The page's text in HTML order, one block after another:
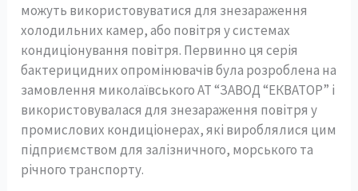
можуть використовуватися для знезараження
холодильних камер, або повітря у системах
кондиціонування повітря. Первинно ця серія
бактерицидних опромінювачів була розроблена на
замовлення миколаївського АТ “ЗАВОД “ЕКВАТОР” і
використовувалася для знезараження повітря у
промислових кондиціонерах, які вироблялися цим
підприємством для залізничного, морського та
річного транспорту.